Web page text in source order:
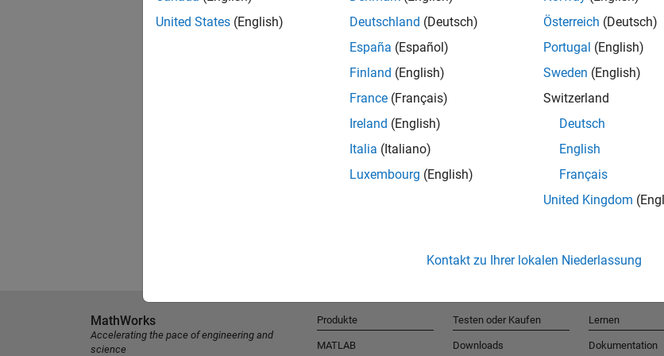
United States (English)
Deutschland (Deutsch)
España (Español)
Finland (English)
France (Français)
Ireland (English)
Italia (Italiano)
Luxembourg (English)
Österreich (Deutsch)
Portugal (English)
Sweden (English)
Switzerland
Deutsch
English
Français
United Kingdom
Kontakt zu Ihrer lokalen Niederlassung
MathWorks
Accelerating the pace of engineering and
science
Produkte
MATLAB
Testen oder Kaufen
Downloads
Lernen
Dokumentation